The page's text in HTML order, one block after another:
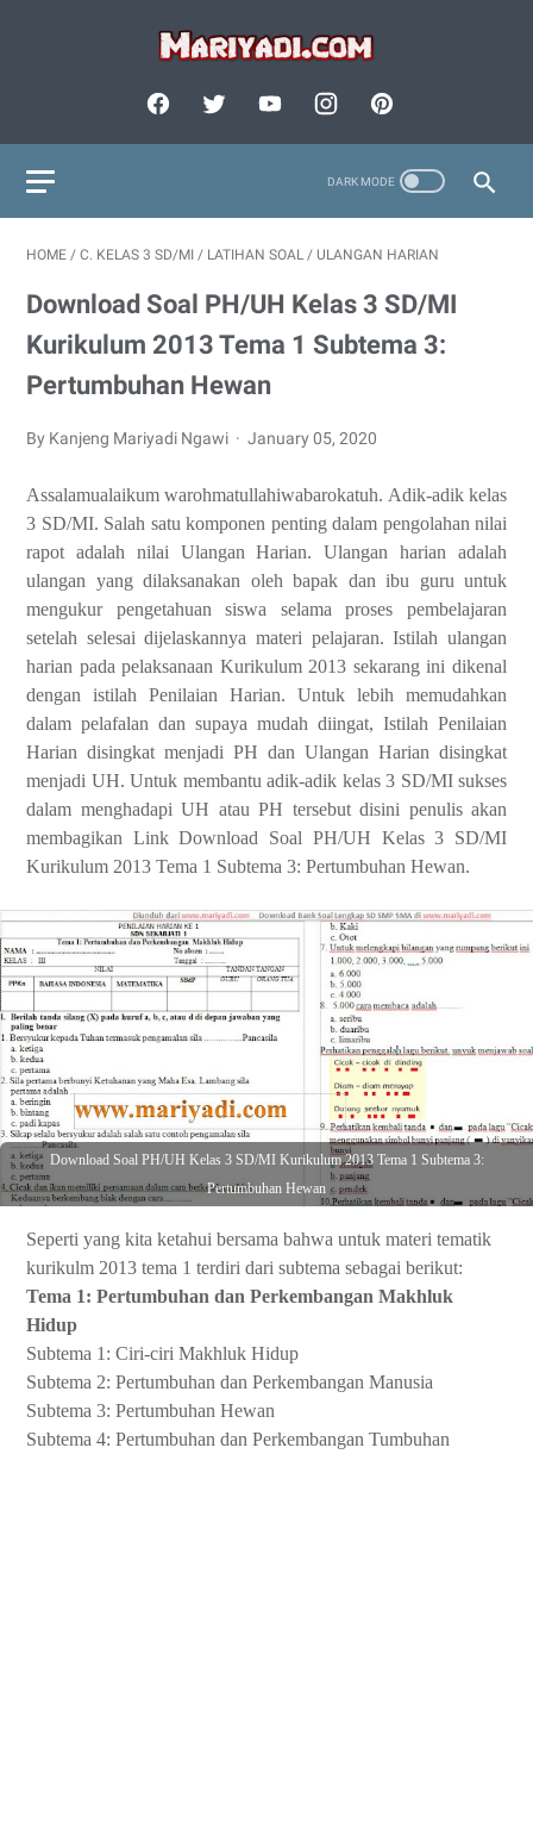
HOME / C. KELAS 3 SD/MI / LATIHAN SOAL / ULANGAN HARIAN
Download Soal PH/UH Kelas 3 SD/MI
Kurikulum 2013 Tema 1 Subtema 3:
Pertumbuhan Hewan
By Kanjeng Mariyadi Ngawi January 05, 2020
Assalamualaikum warohmatullahiwabarokatuh. Adik-adik kelas
3 SD/MI. Salah satu komponen penting dalam pengolahan nilai
rapot adalah nilai Ulangan Harian. Ulangan harian adalah
ulangan yang dilaksanakan oleh bapak dan ibu guru untuk
mengukur pengetahuan siswa selama proses pembelajaran
setelah selesai dijelaskannya materi pelajaran. Istilah ulangan
harian pada pelaksanaan Kurikulum 2013 sekarang ini dikenal
dengan istilah Penilaian Harian. Untuk lebih memudahkan
dalam pelafalan dan supaya mudah diingat, Istilah Penilaian
Harian disingkat menjadi PH dan Ulangan Harian disingkat
menjadi UH. Untuk membantu adik-adik kelas 3 SD/MI sukses
dalam menghadapi UH atau PH tersebut disini penulis akan
membagikan Link Download Soal PH/UH Kelas 3 SD/MI
Kurikulum 2013 Tema 1 Subtema 3: Pertumbuhan Hewan.
Download Soal PH/UH Kelas 3 SD/MI Kurikulum 2013 Tema 1 Subtema 3:
Pertumbuhan Hewan
Seperti yang kita ketahui bersama bahwa untuk materi tematik
kurikulm 2013 tema 1 terdiri dari subtema sebagai berikut:
Tema 1: Pertumbuhan dan Perkembangan Makhluk
Hidup
Subtema 1: Ciri-ciri Makhluk Hidup
Subtema 2: Pertumbuhan dan Perkembangan Manusia
Subtema 3: Pertumbuhan Hewan
Subtema 4: Pertumbuhan dan Perkembangan Tumbuhan